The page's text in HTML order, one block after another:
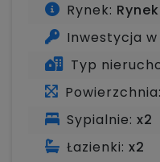
Rynek:
Inwestycja
Typ
Powierzchnia:
Sypialnie: x2
Łazienki: x2